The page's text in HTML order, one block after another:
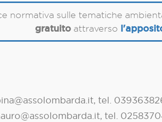
normativa sulle tematiche
gratuitoattraverso
tel.
tel.